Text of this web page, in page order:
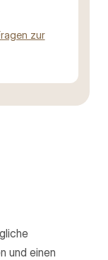
zur
und einen